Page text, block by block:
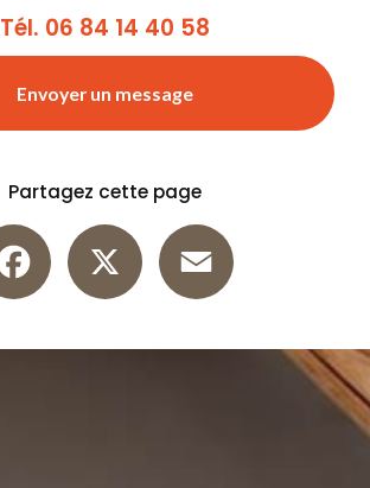
Tél. 06 84 14 40 58
Envoyer un message
Partagez cette page
Facebook